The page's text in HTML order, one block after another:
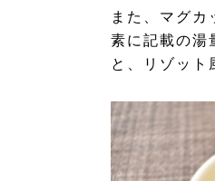
また、マグ
素に記載の湯
と、リゾット